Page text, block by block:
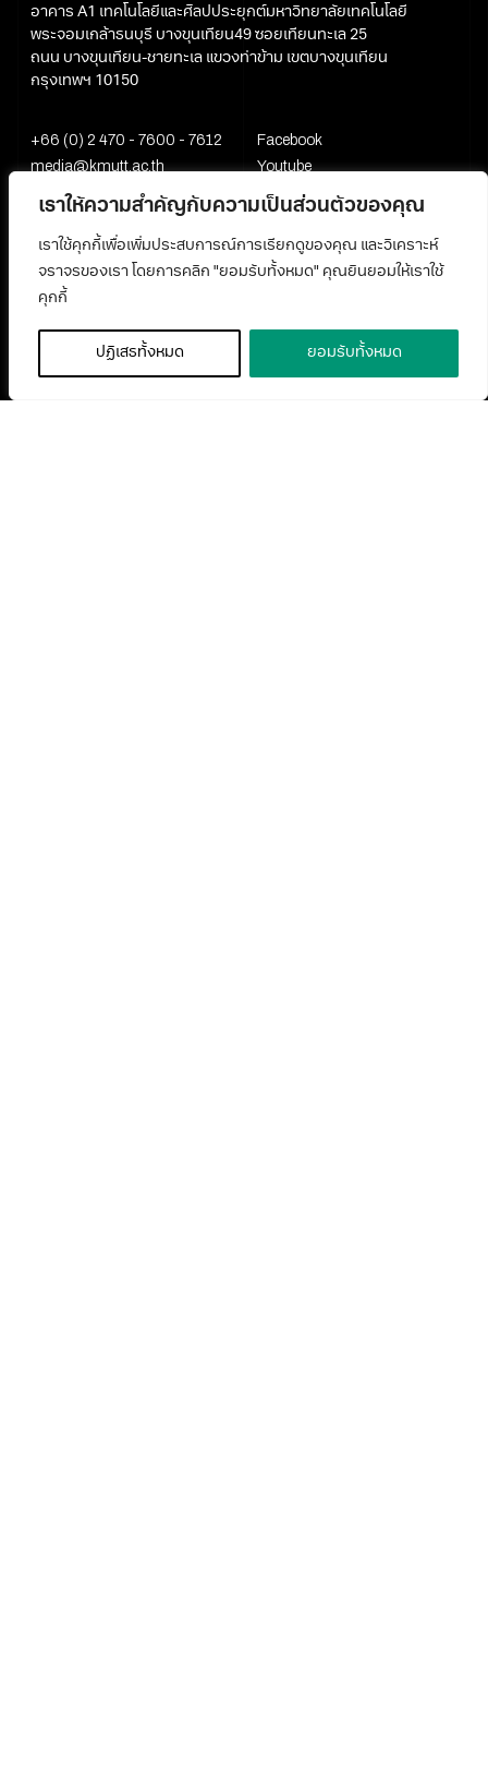
เราให้ความสำคัญกับความเป็นส่วนตัวของคุณ
เราใช้คุกกี้เพื่อเพิ่มประสบการณ์การเรียกดูของคุณ และวิเคราะห์
จราจรของเรา โดยการคลิก "ยอมรับทั้งหมด" คุณยินยอมให้เราใช้
คุกกี้
ปฏิเสธทั้งหมด ยอมรับทั้งหมด
อาคาร A1 เทคโนโลยีและศิลปประยุกต์มหาวิทยาลัยเทคโนโลยี
พระจอมเกล้าธนบุรี บางขุนเทียน49 ซอยเทียนทะเล 25
ถนน บางขุนเทียน-ชายทะเล แขวงท่าข้าม เขตบางขุนเทียน
กรุงเทพฯ 10150
+66 (0) 2 470 - 7600 - 7612
media@kmutt.ac.th
Facebook
Youtube